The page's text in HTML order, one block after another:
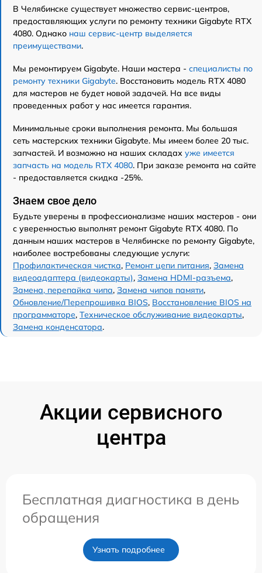
В Челябинске существует множество сервис-центров,
предоставляющих услуги по ремонту техники Gigabyte RTX
4080. Однако наш сервис-центр выделяется
преимуществами.
Мы ремонтируем Gigabyte. Наши мастера - специалисты по
ремонту техники Gigabyte. Восстановить модель RTX 4080
для мастеров не будет новой задачей. На все виды
проведенных работ у нас имеется гарантия.
Минимальные сроки выполнения ремонта. Мы большая
сеть мастерских техники Gigabyte. Мы имеем более 20 тыс.
запчастей. И возможно на наших складах уже имеется
запчасть на модель RTX 4080. При заказе ремонта на сайте
- предоставляется скидка -25%.
Знаем свое дело
Будьте уверены в профессионализме наших мастеров - они
с уверенностью выполнят ремонт Gigabyte RTX 4080. По
данным наших мастеров в Челябинске по ремонту Gigabyte,
наиболее востребованы следующие услуги:
Профилактическая чистка, Ремонт цепи питания, Замена
видеоадаптера (видеокарты), Замена HDMI-разъема,
Замена, перепайка чипа, Замена чипов памяти,
Обновление/Перепрошивка BIOS, Восстановление BIOS на
программаторе, Техническое обслуживание видеокарты,
Замена конденсатора.
Акции сервисного
центра
Бесплатная диагностика в день
обращения
Узнать подробнее